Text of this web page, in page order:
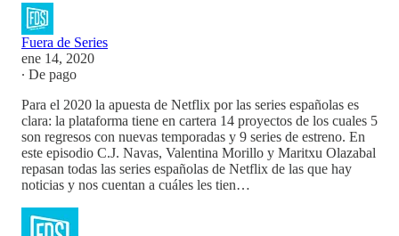
Fuera de Series
ene 14, 2020
∙ De pago
Para el 2020 la apuesta de Netflix por las series españolas es
clara: la plataforma tiene en cartera 14 proyectos de los cuales 5
son regresos con nuevas temporadas y 9 series de estreno. En
este episodio C.J. Navas, Valentina Morillo y Maritxu Olazabal
repasan todas las series españolas de Netflix de las que hay
noticias y nos cuentan a cuáles les tien…